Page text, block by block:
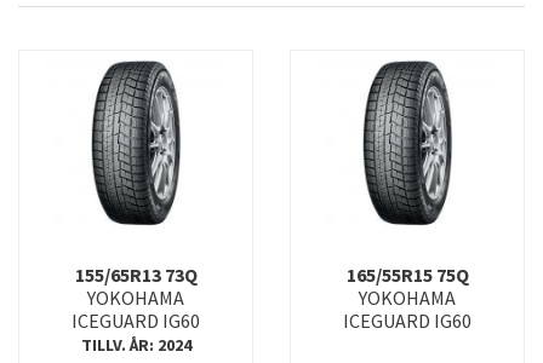
ADVAN SPORT V103S ADVAN SPORT V105
ADVAN SPORT V107 ADVAN SPORT V107C
ADVAN SPORT V107D ADVAN SPORT V108
ADVAN V61 ADVAN WINTER V907
ASPEC A349GX
155/65R13 73Q
YOKOHAMA
ICEGUARD IG60
TILLV. ÅR: 2024
165/55R15 75Q
YOKOHAMA
ICEGUARD IG60